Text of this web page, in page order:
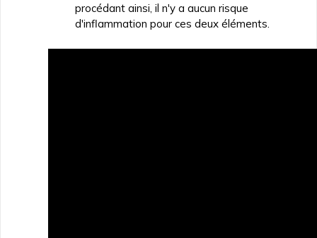
procédant ainsi, il n'y a aucun risque
d'inflammation pour ces deux éléments.